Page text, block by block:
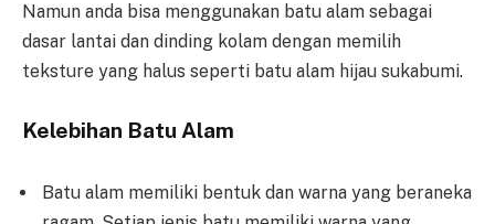
Namun anda bisa menggunakan batu alam sebagai
dasar lantai dan dinding kolam dengan memilih
teksture yang halus seperti batu alam hijau sukabumi.
Kelebihan Batu Alam
Batu alam memiliki bentuk dan warna yang beraneka